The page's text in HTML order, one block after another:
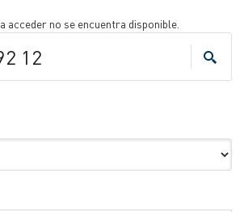
acceder no se encuentra disponible.